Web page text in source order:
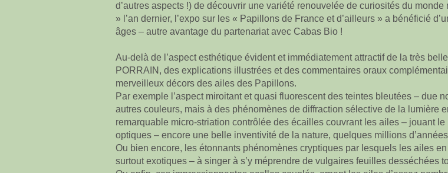
d’autres aspects !) de découvrir une variété renouvelée de curiosités du
» l’an dernier, l’expo sur les « Papillons de France et d’ailleurs » a bénéficié
âges – autre avantage du partenariat avec Cabas Bio !
Au-delà de l’aspect esthétique évident et immédiatement attractif de la très
PORRAIN, des explications illustrées et des commentaires oraux
merveilleux décors des ailes des Papillons.
Par exemple l’aspect miroitant et quasi fluorescent des teintes bleutées – due
autres couleurs, mais à des phénomènes de diffraction sélective de la lumière
remarquable micro-striation contrôlée des écailles couvrant les ailes – jouant
optiques – encore une belle inventivité de la nature, quelques millions
Ou bien encore, les étonnants phénomènes cryptiques par lesquels les ailes
surtout exotiques – à singer à s’y méprendre de vulgaires feuilles desséchées